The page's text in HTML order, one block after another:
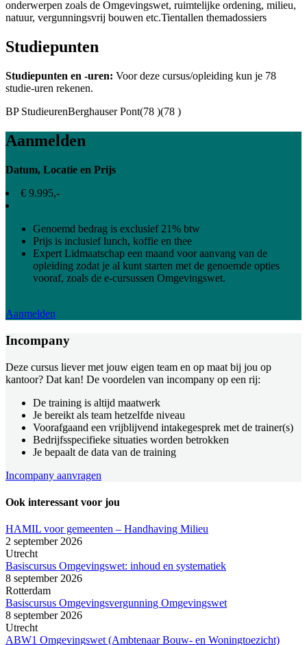
onderwerpen zoals de Omgevingswet, ruimtelijke ordening, milieu,
natuur, vergunningsvrij bouwen etc.Tientallen themadossiers
Studiepunten
Studiepunten en -uren: Voor deze cursus/opleiding kun je 78
studie-uren rekenen.
BP StudieurenBerghauser Pont(78 )(78 )
Aanmelden
Datum, Locatie en Prijs
€ 9.995,-
Genoemd bedrag is exclusief 21% btw
Prijs is inclusief lunch, koffie en thee
Expert Lidmaatschap een maand voor aanvang van de
opleiding zodat je al kunt starten met de genoemde opties
vooraf, zoals de e-cursussen Omgevingswet.
Aanmelden
Incompany
Deze cursus liever met jouw eigen team en op maat bij jou op
kantoor? Dat kan! De voordelen van incompany op een rij:
De training is altijd maatwerk
Je bereikt als team hetzelfde niveau
Voorafgaand een vrijblijvend intakegesprek met de trainer(s)
Bedrijfsspecifieke situaties worden betrokken
Je bepaalt de data van de training
Incompany aanvragen
Ook interessant voor jou
HAMIL voor gemeenten – Handhaving Milieu
2 september 2026
Utrecht
Basiscursus Omgevingswet: inhoud en systematiek
8 september 2026
Rotterdam
Basiscursus Omgevingsvergunning Omgevingswet
8 september 2026
Utrecht
ABW1 Omgevingswet (Ambtenaar Bouw- en Woningtoezicht)